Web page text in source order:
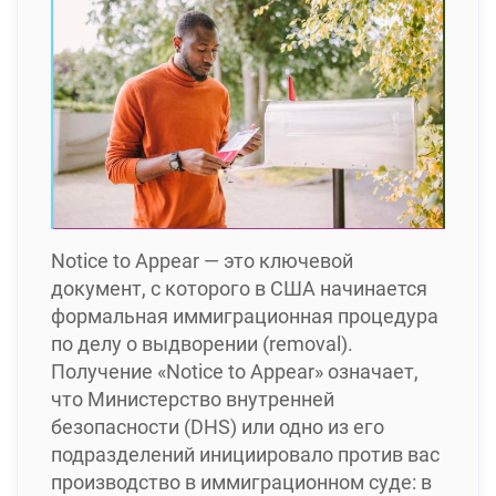
Notice to Appear — это ключевой
документ, с которого в США начинается
формальная иммиграционная процедура
по делу о выдворении (removal).
Получение «Notice to Appear» означает,
что Министерство внутренней
безопасности (DHS) или одно из его
подразделений инициировало против вас
производство в иммиграционном суде: в